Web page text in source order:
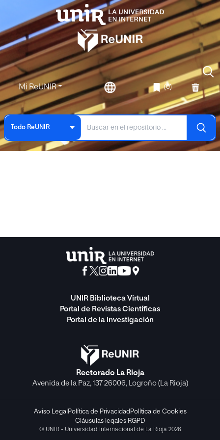
Mi ReUNIR (0)
Todo ReUNIR
UNIR Biblioteca Virtual
Portal de Revistas Científicas
Portal de la Investigación
Rectorado La Rioja
Avenida de la Paz, 137 26006, Logroño (La Rioja)
Aviso Legal Política de Privacidad Política de Cookies
Cláusulas legales RGPD
© UNIR - Universidad Internacional de La Rioja 2026